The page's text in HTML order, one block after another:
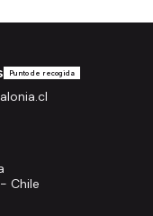
Punto de recogida
Chile